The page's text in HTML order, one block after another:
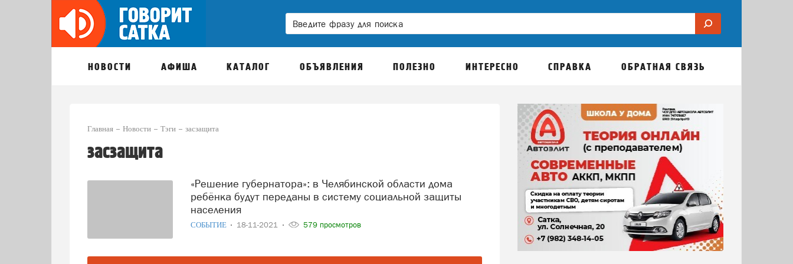
НОВОСТИ АФИША КАТАЛОГ ОБЪЯВЛЕНИЯ ПОЛЕЗНО ИНТЕРЕСНО СПРАВКА ОБРАТНАЯ СВЯЗЬ
Главная Новости Тэги засзащита
засзащита
«Решение губернатора»: в Челябинской области дома
ребёнка будут переданы в систему социальной защиты
населения
СОБЫТИЕ 18-11-2021 579 просмотров